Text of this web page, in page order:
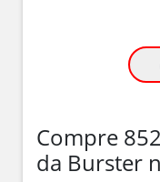
Compre
da Burster